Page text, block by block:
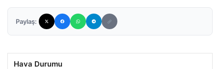
Paylaş:
Hava Durumu